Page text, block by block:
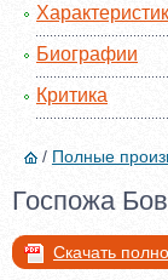
Биографии
Критика
/ Полные
Госпожа
Скачать